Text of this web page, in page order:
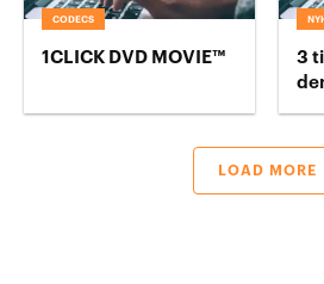
CODECS
1CLICK DVD MOVIE™
3
LOAD MORE